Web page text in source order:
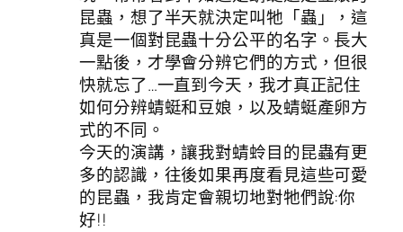
昆蟲，想了半天就決定叫牠「蟲」，這
真是一個對昆蟲十分公平的名字。長大
一點後，才學會分辨它們的方式，但很
快就忘了…一直到今天，我才真正記住
如何分辨蜻蜓和豆娘，以及蜻蜓產卵方
式的不同。
今天的演講，讓我對蜻蛉目的昆蟲有更
多的認識，往後如果再度看見這些可愛
的昆蟲，我肯定會親切地對牠們說:你
好!!